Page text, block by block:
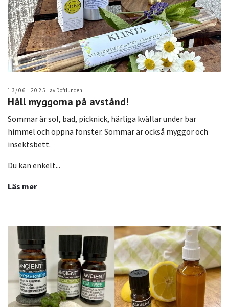
13/06, 2025 av Doftlunden
Håll myggorna på avstånd!
Sommar är sol, bad, picknick, härliga kvällar under bar
himmel och öppna fönster. Sommar är också myggor och
insektsbett.
Du kan enkelt...
Läs mer